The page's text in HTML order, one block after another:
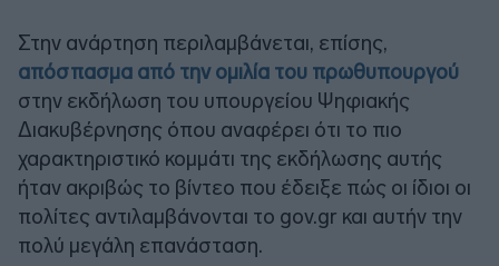
Στην ανάρτηση περιλαμβάνεται, επίσης,
απόσπασμα από την ομιλία του πρωθυπουργού
στην εκδήλωση του υπουργείου Ψηφιακής
Διακυβέρνησης όπου αναφέρει ότι το πιο
χαρακτηριστικό κομμάτι της εκδήλωσης αυτής
ήταν ακριβώς το βίντεο που έδειξε πώς οι ίδιοι οι
πολίτες αντιλαμβάνονται το gov.gr και αυτήν την
πολύ μεγάλη επανάσταση.